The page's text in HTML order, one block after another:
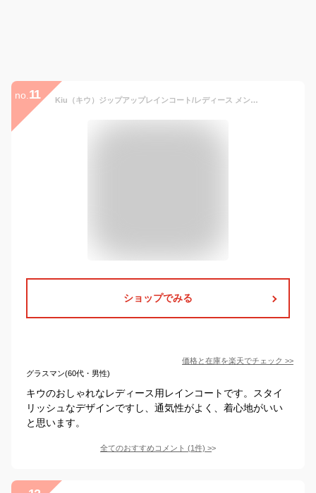
no. 11 Kiu（キウ）ジップアップレインコート/レディース メンズ 防水 オシャレ ポケット止め水ファスナー防水、撥水加工カッパ レインコート レインウェア レインポンチョ ロング 通勤 通学用 リュック フェス 雨具【期間限定ポイント10倍】【送料無料】
ショップでみる
価格と在庫を楽天でチェック >>
グラスマン(60代・男性)
キウのおしゃれなレディース用レインコートです。スタイ
リッシュなデザインですし、通気性がよく、着心地がいい
と思います。
全てのおすすめコメント (1件) >